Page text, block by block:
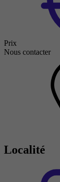
Prix
Nous contacter
Localité